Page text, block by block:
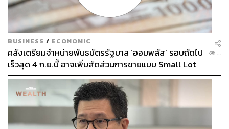
BUSINESS / ECONOMIC
คลังเตรียมจำหน่ายพันธบัตรรัฐบาล ‘ออมพลัส’ รอบถัดไป
เร็วสุด 4 ก.ย.นี้ อาจเพิ่มสัดส่วนการขายแบบ Small Lot
First มากขึ้น
...